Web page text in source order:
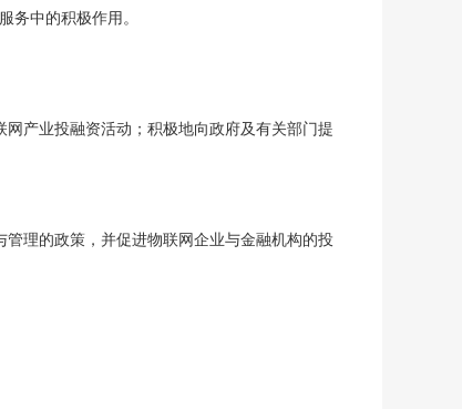
务中的积极作用。
产业投融资活动；积极地向政府及有关部门提
理的政策，并促进物联网企业与金融机构的投